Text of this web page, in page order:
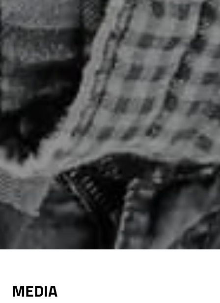
MEDIA